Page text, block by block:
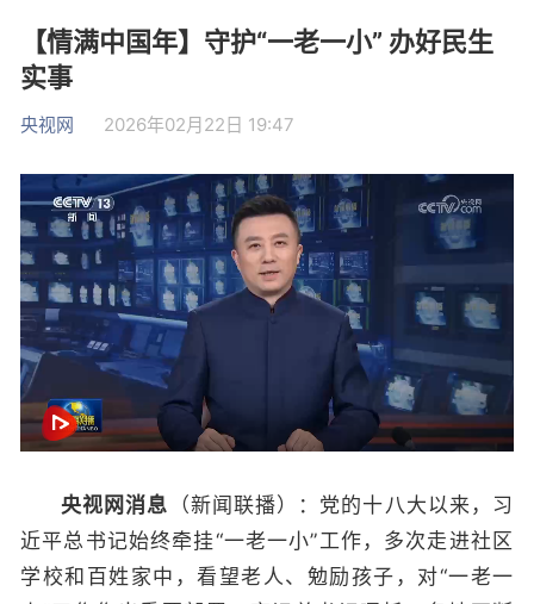
【情满中国年】守护“一老一小” 办好民生
实事
央视网 2026年02月22日 19:47
央视网消息 （新闻联播）：党的十八大以来，习
近平总书记始终牵挂“一老一小”工作，多次走进社区
学校和百姓家中，看望老人、勉励孩子，对“一老一